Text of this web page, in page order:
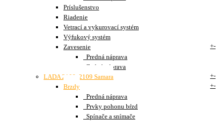
Príslušenstvo
Riadenie
Vetrací a vykurovací systém
Výfukový systém
Zavesenie
+-
Predná náprava
Zadná náprava
LADA 2108, 2109 Samara
+-
Brzdy
+-
Predná náprava
Prvky pohonu bŕzd
Spínače a snímače